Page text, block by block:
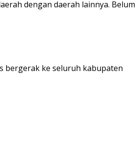
dengan daerah lainnya. Belum
bergerak ke seluruh kabupaten